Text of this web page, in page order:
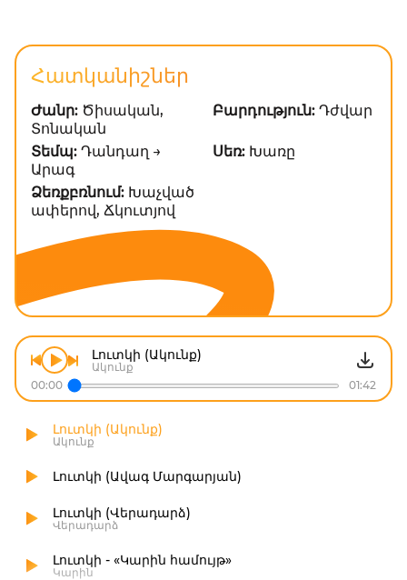
Հատկանիշներ
Ժանր: Ծիսական,
Տոնական
Բարդություն: Դժվար
Տեմպ: Դանդաղ →
Արագ
Սեռ: Խառը
Ձեռքբռնում: Խաչված
ափերով, Ճկուտյով
Լուտկի (Ակունք)
Ակունք
00:00
01:42
Լուտկի (Ակունք)
Ակունք
Լուտկի (Ավագ Մարգարյան)
Լուտկի (Վերադարձ)
Վերադարձ
Լուտկի - «Կարին համույթ»
Կարին